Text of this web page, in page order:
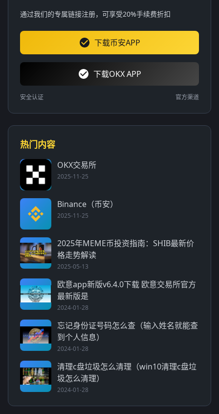
通过我们的专属链接注册，可享受20%手续费折扣
下载币安APP
下载OKX APP
安全认证 官方渠道
热门内容
OKX交易所
2025-11-25
Binance（币安）
2025-11-25
2025年MEME币投资指南：SHIB最新价
格走势解读
2025-05-13
欧意app新版v6.4.0下载 欧意交易所官方
最新版是
2024-01-28
忘记身份证号码怎么查（输入姓名就能查
到个人信息）
2024-01-28
清理c盘垃圾怎么清理（win10清理c盘垃
圾怎么清理）
2024-01-28